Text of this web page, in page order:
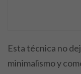
Esta técnica no
minimalismo y